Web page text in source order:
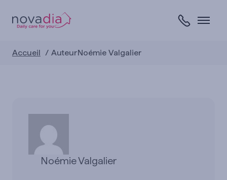
content
Accueil AuteurNoémie Valgalier
Noémie Valgalier